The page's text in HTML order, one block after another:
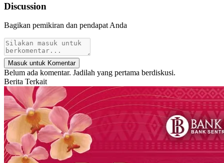
Discussion
Bagikan pemikiran dan pendapat Anda
Masuk untuk Komentar
Belum ada komentar. Jadilah yang pertama berdiskusi.
Berita Terkait